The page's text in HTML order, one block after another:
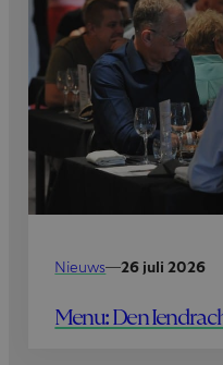
Nieuws—26 juli 2026
Menu: Den